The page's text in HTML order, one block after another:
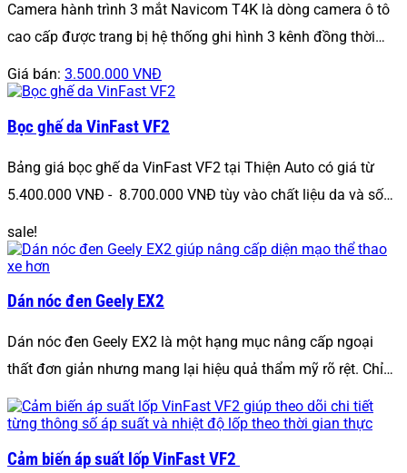
Camera hành trình 3 mắt Navicom T4K là dòng camera ô tô
cao cấp được trang bị hệ thống ghi hình 3 kênh đồng thời…
Giá bán: 3.500.000 VNĐ
Bọc ghế da VinFast VF2
Bảng giá bọc ghế da VinFast VF2 tại Thiện Auto có giá từ
5.400.000 VNĐ - 8.700.000 VNĐ tùy vào chất liệu da và số…
sale!
Dán nóc đen Geely EX2
Dán nóc đen Geely EX2 là một hạng mục nâng cấp ngoại
thất đơn giản nhưng mang lại hiệu quả thẩm mỹ rõ rệt. Chỉ…
Cảm biến áp suất lốp VinFast VF2